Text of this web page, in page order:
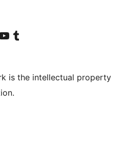
चॅनेलला भेट द्या आमच्या टंबलर खात्याला भेट द्या.
is the intellectual property